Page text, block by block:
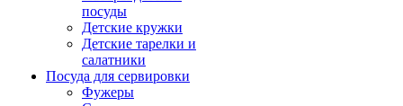
посуды
Детские кружки
Детские тарелки и
салатники
Посуда для сервировки
Фужеры